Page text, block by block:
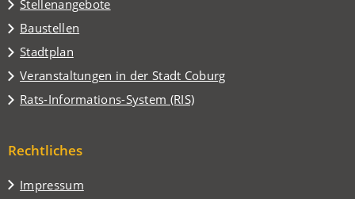
Stellenangebote
Baustellen
Stadtplan
(Öffnet
in
einem
neuen
Veranstaltungen in der Stadt Coburg
(Öffnet
in
einem
Tab)
Rats-Informations-System (RIS)
(Öffnet
neuen
Rechtliches
Impressum